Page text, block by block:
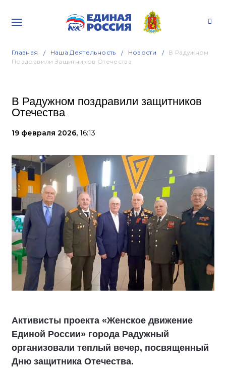
Главная Наша Деятельность Новости
В Радужном
Поздравили Защитников Отечества
В Радужном поздравили защитников
Отечества
19 февраля 2026, 16:13
Активисты проекта «Женское движение
Единой России» города Радужный
организовали теплый вечер, посвященный
Дню защитника Отечества.